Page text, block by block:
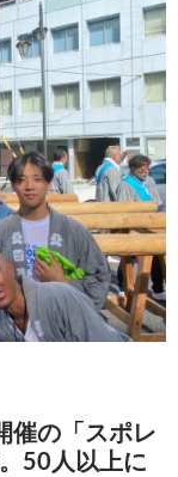
催の「スポレ
50人以上に